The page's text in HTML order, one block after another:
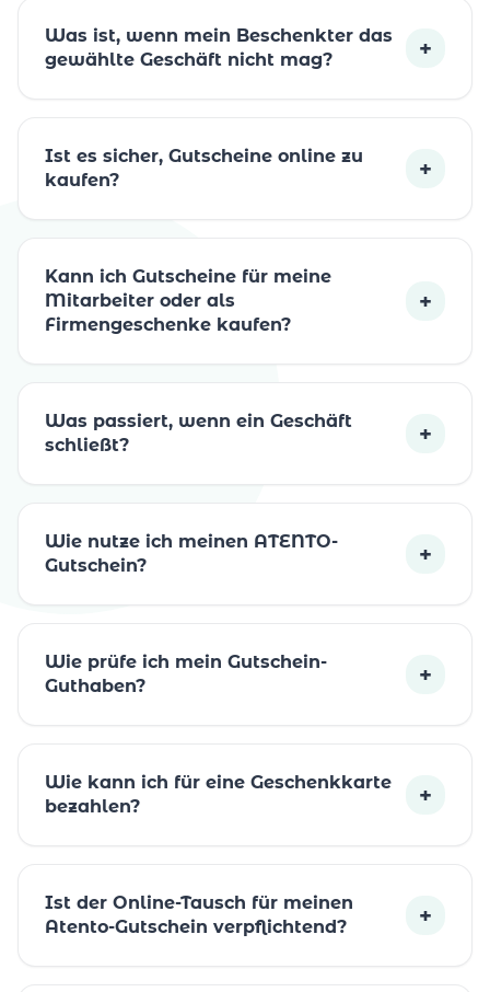
Was ist, wenn mein Beschenkter das
gewählte Geschäft nicht mag?
+
Ist es sicher, Gutscheine online zu
kaufen?
+
Kann ich Gutscheine für meine
Mitarbeiter oder als
Firmengeschenke kaufen?
+
Was passiert, wenn ein Geschäft
schließt?
+
Wie nutze ich meinen ATENTO-
Gutschein?
+
Wie prüfe ich mein Gutschein-
Guthaben?
+
Wie kann ich für eine Geschenkkarte
bezahlen?
+
Ist der Online-Tausch für meinen
Atento-Gutschein verpflichtend?
+